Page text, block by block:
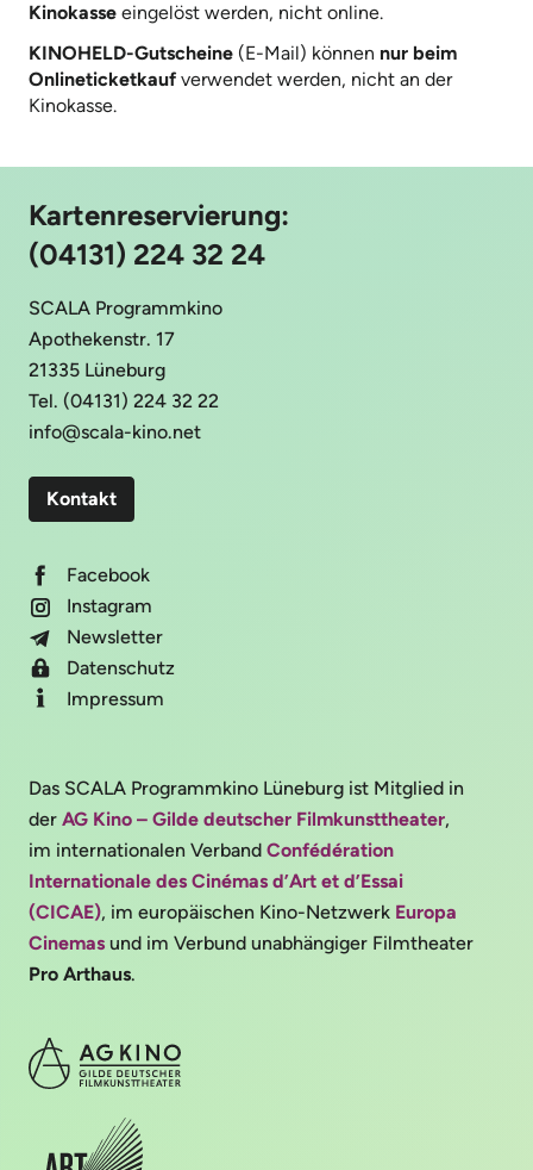
Kinokasse eingelöst werden, nicht online.
KINOHELD-Gutscheine (E-Mail) können nur beim
Onlineticketkauf verwendet werden, nicht an der
Kinokasse.
Kartenreservierung:
(04131) 224 32 24
SCALA Programmkino
Apothekenstr. 17
21335 Lüneburg
Tel. (04131) 224 32 22
info@scala-kino.net
Kontakt
Facebook
Instagram
Newsletter
Datenschutz
Impressum
Das SCALA Programmkino Lüneburg ist Mitglied in
der AG Kino – Gilde deutscher Filmkunsttheater,
im internationalen Verband Confédération
Internationale des Cinémas d’Art et d’Essai
(CICAE), im europäischen Kino-Netzwerk Europa
Cinemas und im Verbund unabhängiger Filmtheater
Pro Arthaus.